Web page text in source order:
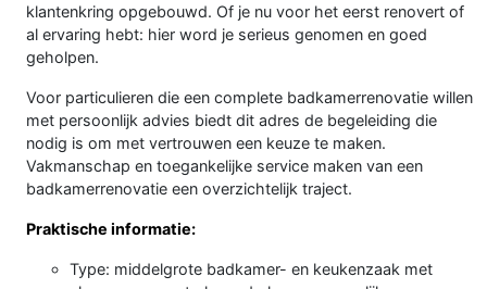
klantenkring opgebouwd. Of je nu voor het eerst renovert of
al ervaring hebt: hier word je serieus genomen en goed
geholpen.
Voor particulieren die een complete badkamerrenovatie willen
met persoonlijk advies biedt dit adres de begeleiding die
nodig is om met vertrouwen een keuze te maken.
Vakmanschap en toegankelijke service maken van een
badkamerrenovatie een overzichtelijk traject.
Praktische informatie:
Type: middelgrote badkamer- en keukenzaak met